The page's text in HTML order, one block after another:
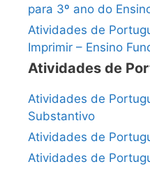
para 3º ano do
Atividades de
Imprimir – Ensino
Atividades de
Atividades de
Substantivo
Atividades de
Atividades de